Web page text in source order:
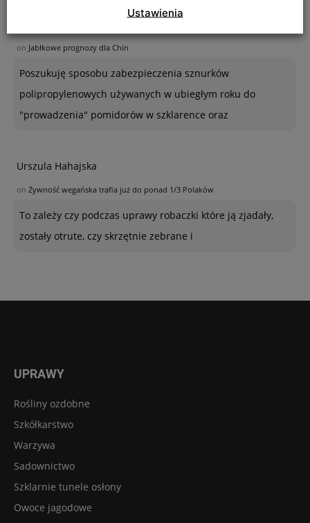
on Jabłkowe prognozy dla Chin
Poszukuję sposobu zabezpieczenia sznurków
polipropylenowych używanych w ubiegłym roku do
"prowadzenia" pomidorów w szklarence oraz
Urszula Hahajska
on Żywność wegańska trafia już do ponad 1/3 Polaków
To zależy czy podczas uprawy robaczki które ją zjadały,
zostały otrute, czy skrzętnie zebrane i
UPRAWY
Rośliny ozdobne
Szkółkarstwo
Warzywa
Sadownictwo
Szklarnie tunele osłony
Owoce jagodowe
Ustawienia